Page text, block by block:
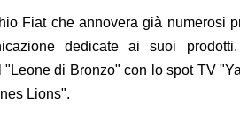
Fiat che annovera già numerosi
dedicate ai suoi
di Bronzo" con lo spot TV
Lions".